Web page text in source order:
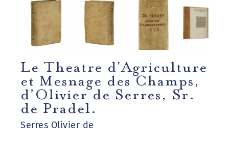
Le Theatre d'Agriculture
et Mesnage des Champs,
d’Olivier de Serres, Sr.
de Pradel.
Serres Olivier de